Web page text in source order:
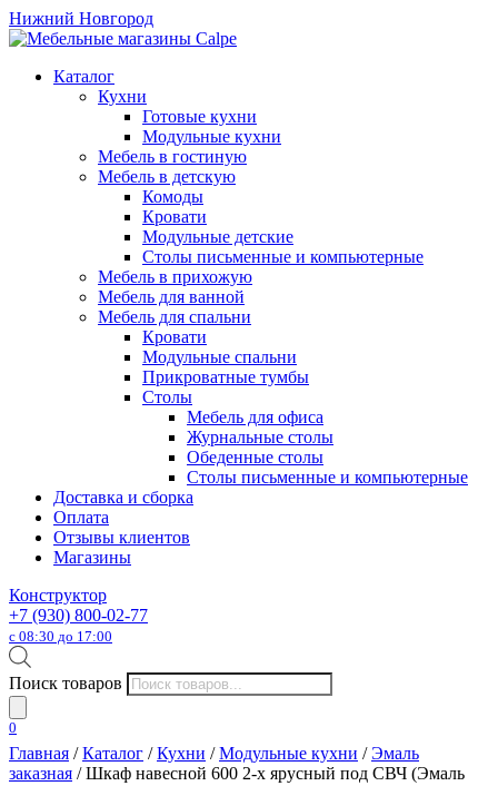
Нижний Новгород
Каталог
Кухни
Готовые кухни
Модульные кухни
Мебель в гостиную
Мебель в детскую
Комоды
Кровати
Модульные детские
Столы письменные и компьютерные
Мебель в прихожую
Мебель для ванной
Мебель для спальни
Кровати
Модульные спальни
Прикроватные тумбы
Столы
Мебель для офиса
Журнальные столы
Обеденные столы
Столы письменные и компьютерные
Доставка и сборка
Оплата
Отзывы клиентов
Магазины
Конструктор
+7 (930) 800-02-77
с 08:30 до 17:00
Поиск товаров
0
Главная /Каталог /Кухни /Модульные кухни /Эмаль
заказная / Шкаф навесной 600 2-х ярусный под СВЧ (Эмаль